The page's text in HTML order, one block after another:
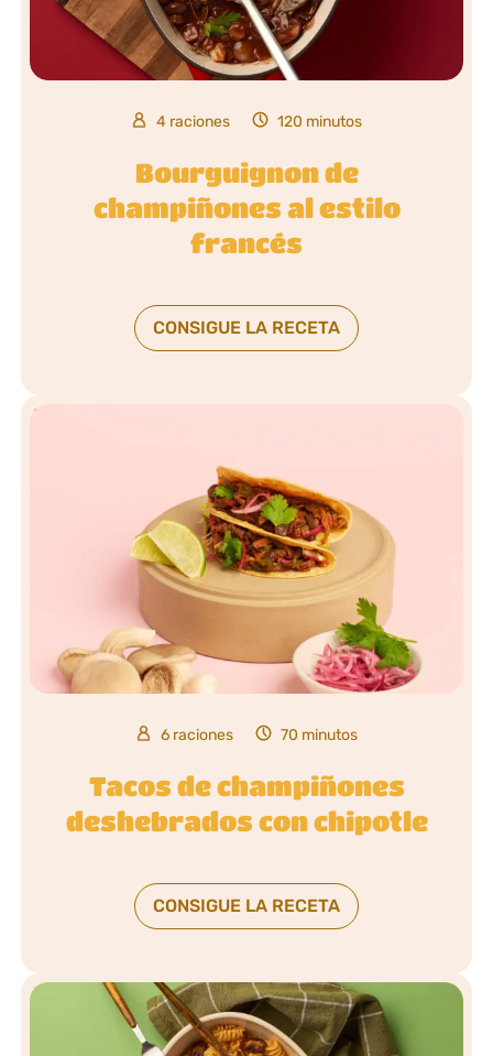
4 raciones 120 minutos
Bourguignon de
champiñones al estilo
francés
CONSIGUE LA RECETA
6 raciones 70 minutos
Tacos de champiñones
deshebrados con chipotle
CONSIGUE LA RECETA